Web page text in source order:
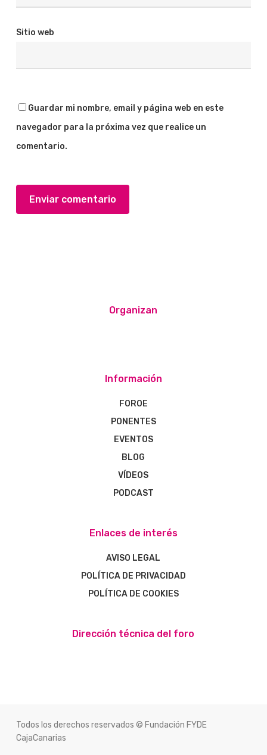
Sitio web
Guardar mi nombre, email y página web en este
navegador para la próxima vez que realice un
comentario.
Organizan
Información
FOROE
PONENTES
EVENTOS
BLOG
VÍDEOS
PODCAST
Enlaces de interés
AVISO LEGAL
POLÍTICA DE PRIVACIDAD
POLÍTICA DE COOKIES
Dirección técnica del foro
Todos los derechos reservados © Fundación FYDE
CajaCanarias